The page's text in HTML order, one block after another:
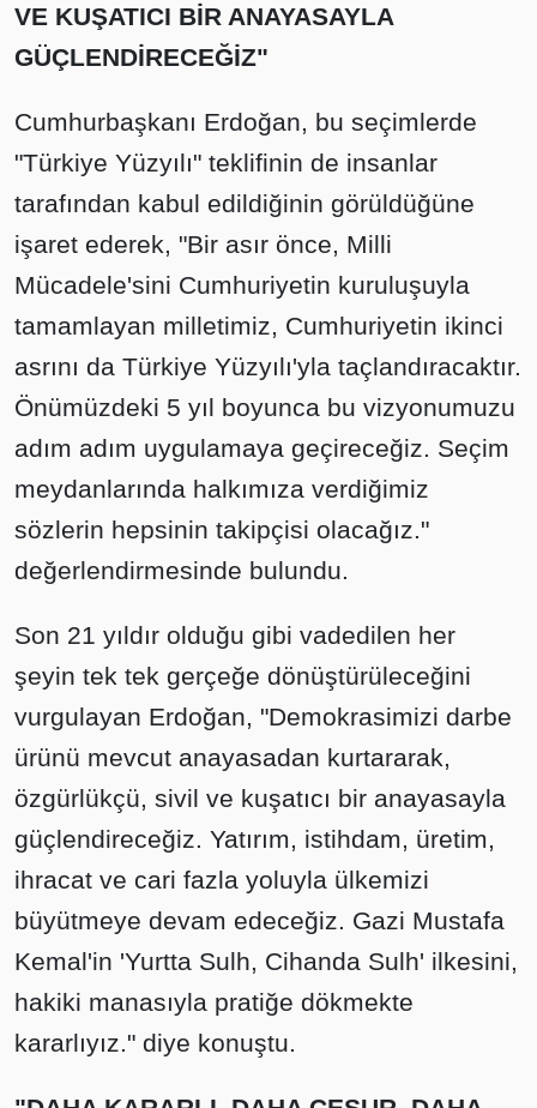
VE KUŞATICI BİR ANAYASAYLA
GÜÇLENDİRECEĞİZ"
Cumhurbaşkanı Erdoğan, bu seçimlerde
"Türkiye Yüzyılı" teklifinin de insanlar
tarafından kabul edildiğinin görüldüğüne
işaret ederek, "Bir asır önce, Milli
Mücadele'sini Cumhuriyetin kuruluşuyla
tamamlayan milletimiz, Cumhuriyetin ikinci
asrını da Türkiye Yüzyılı'yla taçlandıracaktır.
Önümüzdeki 5 yıl boyunca bu vizyonumuzu
adım adım uygulamaya geçireceğiz. Seçim
meydanlarında halkımıza verdiğimiz
sözlerin hepsinin takipçisi olacağız."
değerlendirmesinde bulundu.
Son 21 yıldır olduğu gibi vadedilen her
şeyin tek tek gerçeğe dönüştürüleceğini
vurgulayan Erdoğan, "Demokrasimizi darbe
ürünü mevcut anayasadan kurtararak,
özgürlükçü, sivil ve kuşatıcı bir anayasayla
güçlendireceğiz. Yatırım, istihdam, üretim,
ihracat ve cari fazla yoluyla ülkemizi
büyütmeye devam edeceğiz. Gazi Mustafa
Kemal'in 'Yurtta Sulh, Cihanda Sulh' ilkesini,
hakiki manasıyla pratiğe dökmekte
kararlıyız." diye konuştu.